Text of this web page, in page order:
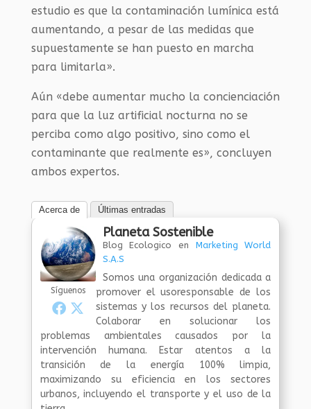
estudio es que la contaminación lumínica está
aumentando, a pesar de las medidas que
supuestamente se han puesto en marcha
para limitarla».
Aún «debe aumentar mucho la concienciación
para que la luz artificial nocturna no se
perciba como algo positivo, sino como el
contaminante que realmente es», concluyen
ambos expertos.
Acerca de Últimas entradas
Síguenos
Planeta Sostenible
Blog Ecologico en Marketing World
S.A.S
Somos una organización dedicada a
promover el usoresponsable de los
sistemas y los recursos del planeta.
Colaborar en solucionar los
problemas ambientales causados por la
intervención humana. Estar atentos a la
transición de la energía 100% limpia,
maximizando su eficiencia en los sectores
urbanos, incluyendo el transporte y el uso de la